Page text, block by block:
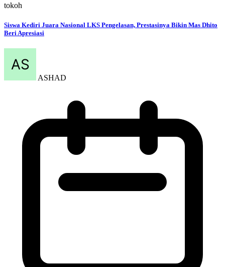
tokoh
Siswa Kediri Juara Nasional LKS Pengelasan, Prestasinya Bikin Mas Dhito
Beri Apresiasi
ASHAD